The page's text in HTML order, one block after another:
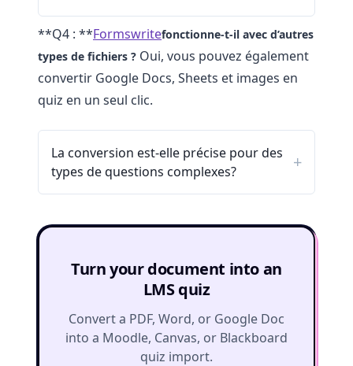
**Q4 : **Formswritefonctionne-t-il avec d’autres
types de fichiers ? Oui, vous pouvez également
convertir Google Docs, Sheets et images en
quiz en un seul clic.
La conversion est-elle précise pour des
types de questions complexes?
Turn your document into an
LMS quiz
Convert a PDF, Word, or Google Doc
into a Moodle, Canvas, or Blackboard
quiz import.